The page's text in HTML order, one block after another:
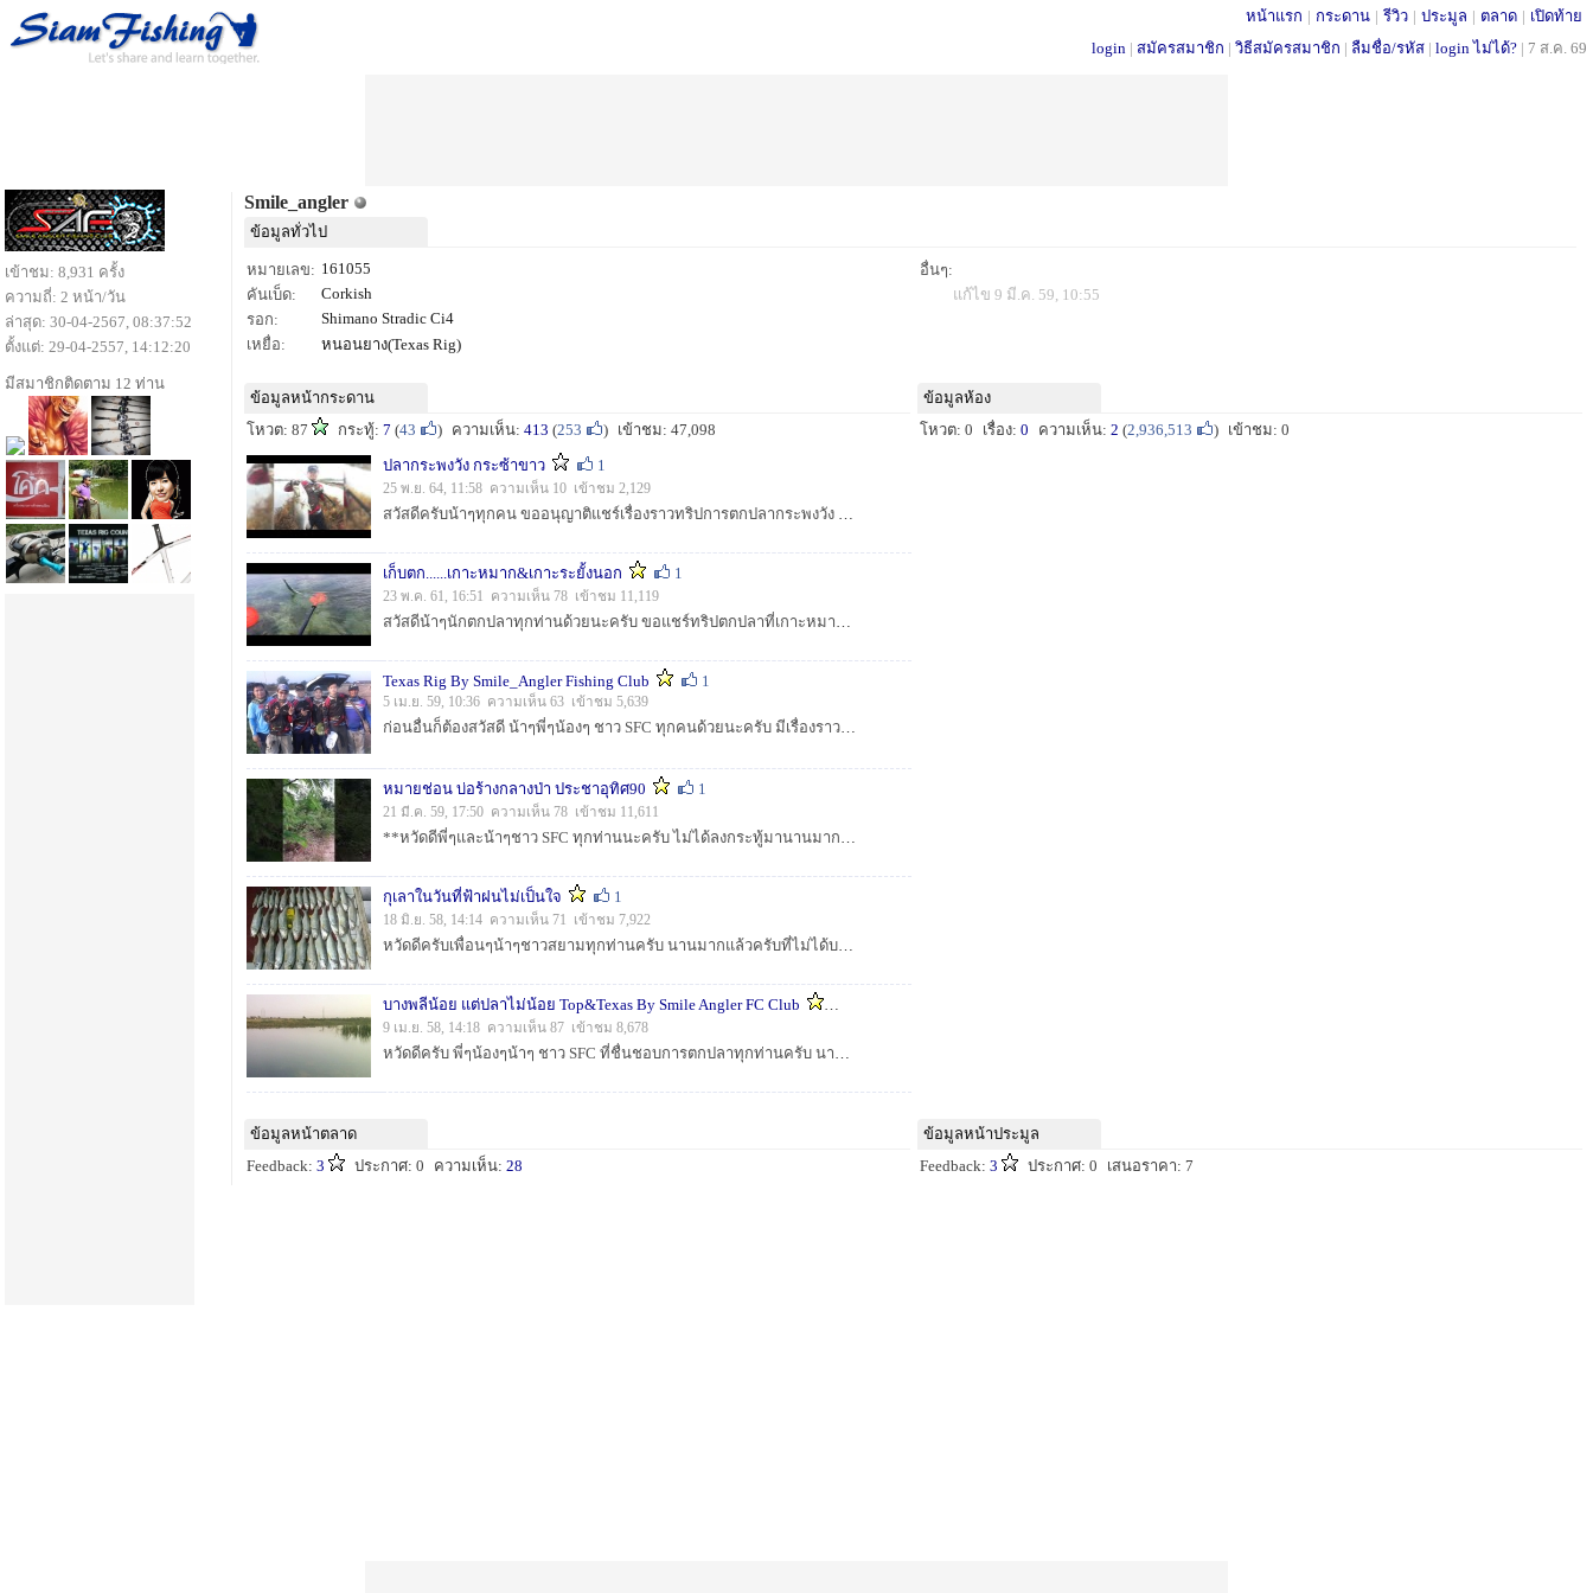
หน้าแรก | กระดาน | รีวิว | ประมูล | ตลาด | เปิดท้าย
login | สมัครสมาชิก | วิธีสมัครสมาชิก | ลืมชื่อ/รหัส | login ไม่ได้? | 7 ส.ค. 69
Smile_angler
ข้อมูลทั่วไป
หมายเลข: 161055
คันเบ็ด:
Corkish
รอก:
Shimano Stradic Ci4
เหยื่อ:
หนอนยาง(Texas Rig)
อื่นๆ:
แก้ไข 9 มี.ค. 59, 10:55
ข้อมูลหน้ากระดาน
โหวต: 87
กระทู้: 7 (43 ) ความเห็น: 413 (253 ) เข้าชม: 47,098
ปลากระพงวัง กระซ้าขาว
1
25 พ.ย. 64, 11:58 ความเห็น 10 เข้าชม 2,129
สวัสดีครับน้าๆทุกคน ขออนุญาติแชร์เรื่องราวทริปการตกปลากระพงวัง กระซ้าขาว จ.สมุทรสาคร เป็นอีกทางเลือกของสายลุยๆครับ :smile: :smile: :prost: :prost:...
เก็บตก......เกาะหมาก&เกาะระยั้งนอก 1
23 พ.ค. 61, 16:51 ความเห็น 78 เข้าชม 11,119
สวัสดีน้าๆนักตกปลาทุกท่านด้วยนะครับ ขอแชร์ทริปตกปลาที่เกาะหมาก&เกาะระยั้งนอก เผื่อน้าๆที่กำลังมองหาที่ตกปลาอยู่ ผมถือเป็นอีกที่นึงที่โอเคเลยครับ...
Texas Rig By Smile_Angler Fishing Club 1
5 เม.ย. 59, 10:36 ความเห็น 63 เข้าชม 5,639
ก่อนอื่นก็ต้องสวัสดี น้าๆพี่ๆน้องๆ ชาว SFC ทุกคนด้วยนะครับ มีเรื่องราวและประสบการณ์มาแชร์ มาฝากกับน้าๆพี่ๆน้องๆชาว SFC ทุกท่านครับ ผิดพลาดประการใด ต้อ...
หมายช่อน บ่อร้างกลางป่า ประชาอุทิศ90 1
21 มี.ค. 59, 17:50 ความเห็น 78 เข้าชม 11,611
**หวัดดีพี่ๆและน้าๆชาว SFC ทุกท่านนะครับ ไม่ได้ลงกระทู้มานานมากครับ วันนี้เลยหาโอกาสบอกเล่าเรื่องราวการตกปลาช่อนตามสไตล์ที่ชอบ Texas Rig นั่นเอง กับหม...
กุเลาในวันที่ฟ้าฝนไม่เป็นใจ 1
18 มิ.ย. 58, 14:14 ความเห็น 71 เข้าชม 7,922
หวัดดีครับเพื่อนๆน้าๆชาวสยามทุกท่านครับ นานมากแล้วครับที่ไม่ได้บอกเล่าเรื่องราวการตกปลา ไปทุกอาทิตย์ แต่ขี้เกียจถ่ายรูป ตั้งหน้าตั้งตาตกปลาอย่างเดียว ...
บางพลีน้อย แต่ปลาไม่น้อย Top&Texas By Smile Angler FC Club
9 เม.ย. 58, 14:18 ความเห็น 87 เข้าชม 8,678
หวัดดีครับ พี่ๆน้องๆน้าๆ ชาว SFC ที่ชื่นชอบการตกปลาทุกท่านครับ นานแล้วที่ไม่ได้เข้ามาแชร์เรื่องราวการตกปลาเลย ไปตกปลาทุกวันหยุด ไปกับพี่ๆน้องๆคอเดียวก...
ข้อมูลห้อง
โหวต: 0
เรื่อง: 0 ความเห็น: 2 (2,936,513 ) เข้าชม: 0
ข้อมูลหน้าตลาด
Feedback: 3 ประกาศ: 0 ความเห็น: 28
ข้อมูลหน้าประมูล
Feedback: 3 ประกาศ: 0 เสนอราคา: 7
เข้าชม: 8,931 ครั้ง
ความถี่: 2 หน้า/วัน
ล่าสุด: 30-04-2567, 08:37:52
ตั้งแต่: 29-04-2557, 14:12:20
มีสมาชิกติดตาม 12 ท่าน